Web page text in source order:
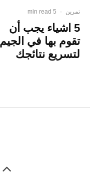
تمرين ·
5 min read
5 اشياء يجب أن
تقوم بها في الجيم
لتسريع نتائجك